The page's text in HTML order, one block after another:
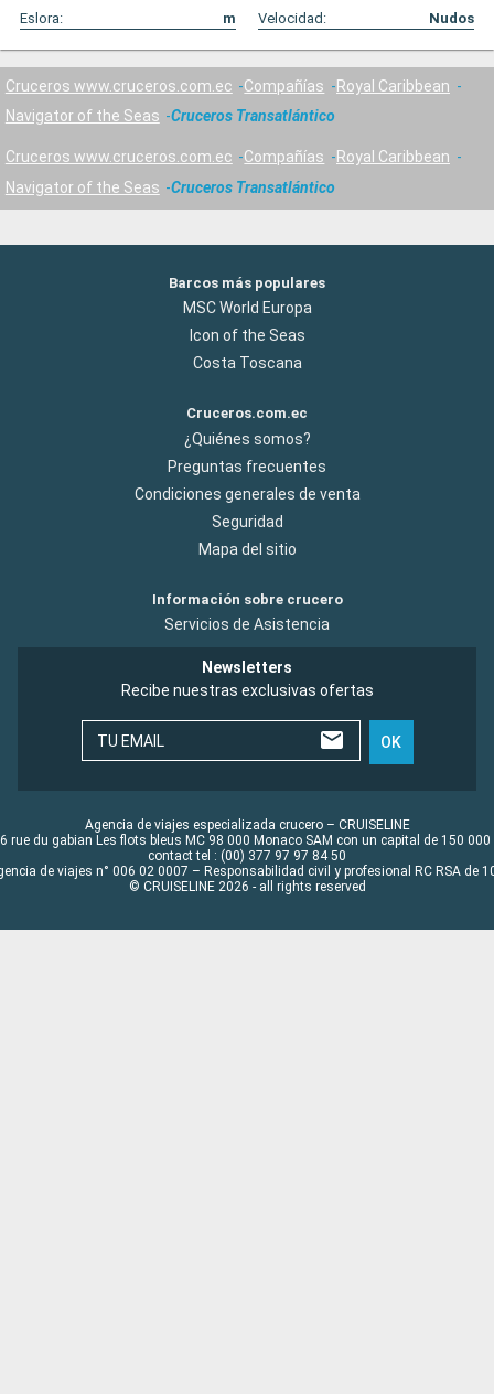
Eslora:
m Velocidad: Nudos
Cruceros www.cruceros.com.ec Compañías
Royal Caribbean
Navigator of the Seas
Cruceros Transatlántico
Cruceros www.cruceros.com.ec Compañías
Royal Caribbean
Navigator of the Seas
Cruceros Transatlántico
Barcos más populares
MSC World Europa
Icon of the Seas
Costa Toscana
Cruceros.com.ec
¿Quiénes somos?
Preguntas frecuentes
Condiciones generales de venta
Seguridad
Mapa del sitio
Información sobre crucero
Servicios de Asistencia
Newsletters
Recibe nuestras exclusivas ofertas
TU EMAIL OK
Agencia de viajes especializada crucero – CRUISELINE
rue du gabian Les flots bleus MC 98 000 Monaco SAM con un capital de 150 000
contact tel : (00) 377 97 97 84 50
de viajes n° 006 02 0007 – Responsabilidad civil y profesional RC RSA de
© CRUISELINE 2026 - all rights reserved